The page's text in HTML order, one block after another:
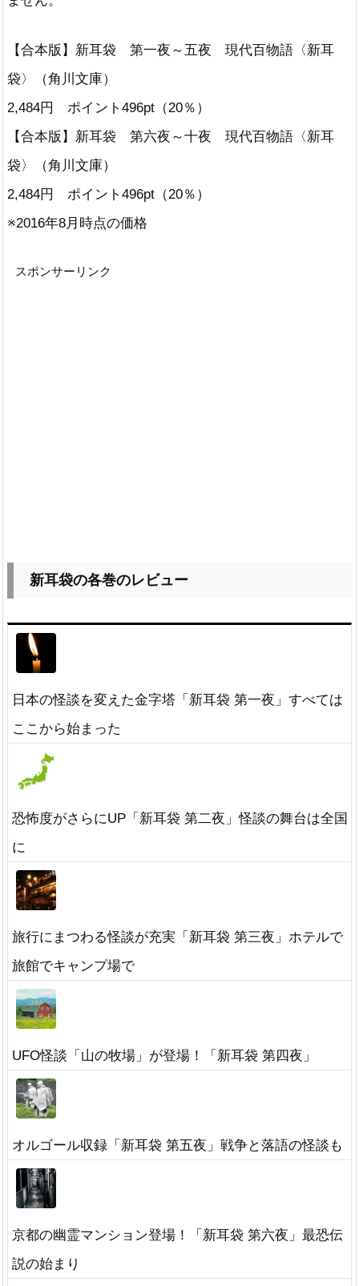
【合本版】新耳袋 第一夜～五夜 現代百物語〈新耳
袋〉（角川文庫）
2,484円 ポイント496pt（20％）
【合本版】新耳袋 第六夜～十夜 現代百物語〈新耳
袋〉（角川文庫）
2,484円 ポイント496pt（20％）
※2016年8月時点の価格
スポンサーリンク
新耳袋の各巻のレビュー
日本の怪談を変えた金字塔「新耳袋 第一夜」すべては
ここから始まった
恐怖度がさらにUP「新耳袋 第二夜」怪談の舞台は全国
に
旅行にまつわる怪談が充実「新耳袋 第三夜」ホテルで
旅館でキャンプ場で
UFO怪談「山の牧場」が登場！「新耳袋 第四夜」
オルゴール収録「新耳袋 第五夜」戦争と落語の怪談も
京都の幽霊マンション登場！「新耳袋 第六夜」最恐伝
説の始まり